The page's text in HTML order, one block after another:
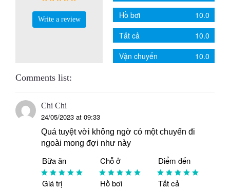
Write a review
10.0
Hồ bơi
10.0
Tất cả
10.0
Vận chuyển
Comments list:
Chi Chi
24/05/2023 at 09:33
Quá tuyệt vời không ngờ có một chuyến đi
ngoài mong đợi như này
Bữa ăn Chỗ ở Điểm đến
Giá trị Hồ bơi Tất cả